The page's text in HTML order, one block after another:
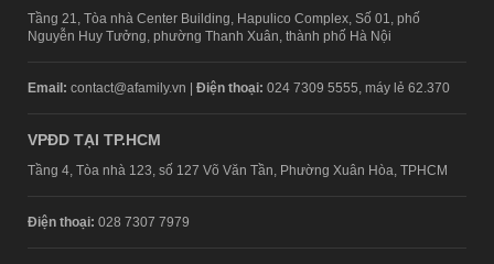
Tầng 21, Tòa nhà Center Building, Hapulico Complex, Số 01, phố
Nguyễn Huy Tưởng, phường Thanh Xuân, thành phố Hà Nội
Email: contact@afamily.vn | Điện thoại: 024 7309 5555, máy lẻ 62.370
VPĐD TẠI TP.HCM
Tầng 4, Tòa nhà 123, số 127 Võ Văn Tần, Phường Xuân Hòa, TPHCM
Điện thoại: 028 7307 7979